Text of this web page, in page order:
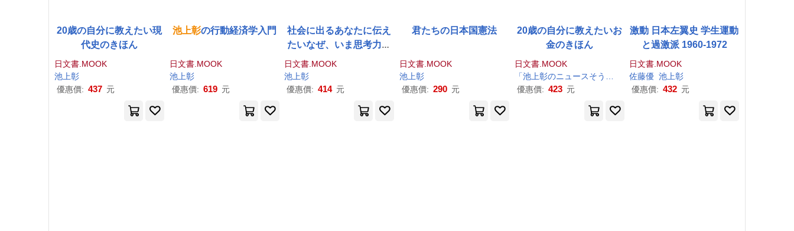
20歳の自分に教えたい現
代史のきほん
日文書.MOOK
池上彰
優惠價: 437 元
池上彰の行動経済学入門
日文書.MOOK
池上彰
優惠價: 619 元
社会に出るあなたに伝え
たいなぜ、いま思考力が
必要なのか?
日文書.MOOK
池上彰
優惠價: 414 元
君たちの日本国憲法
日文書.MOOK
池上彰
優惠價: 290 元
20歳の自分に教えたいお
金のきほん
日文書.MOOK
「池上彰のニュースそうだったのか!!」スタッフ
優惠價: 423 元
激動 日本左翼史 学生運動
と過激派 1960-1972
日文書.MOOK
佐藤優 池上彰
優惠價: 432 元